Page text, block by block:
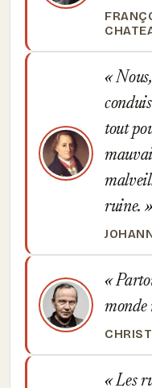
Nous,
tout
ruine.
monde
Les